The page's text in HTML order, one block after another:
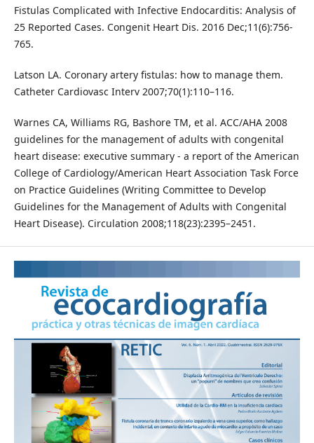
Fistulas Complicated with Infective Endocarditis: Analysis of
25 Reported Cases. Congenit Heart Dis. 2016 Dec;11(6):756-
765.
Latson LA. Coronary artery fistulas: how to manage them.
Catheter Cardiovasc Interv 2007;70(1):110–116.
Warnes CA, Williams RG, Bashore TM, et al. ACC/AHA 2008
guidelines for the management of adults with congenital
heart disease: executive summary - a report of the American
College of Cardiology/American Heart Association Task Force
on Practice Guidelines (Writing Committee to Develop
Guidelines for the Management of Adults with Congenital
Heart Disease). Circulation 2008;118(23):2395–2451.